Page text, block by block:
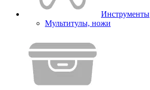
Инструменты
Мультитулы, ножи